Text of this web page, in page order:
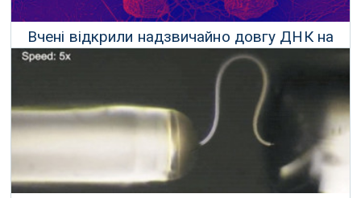
Вчені відкрили надзвичайно довгу ДНК на
ім'я «Борг»